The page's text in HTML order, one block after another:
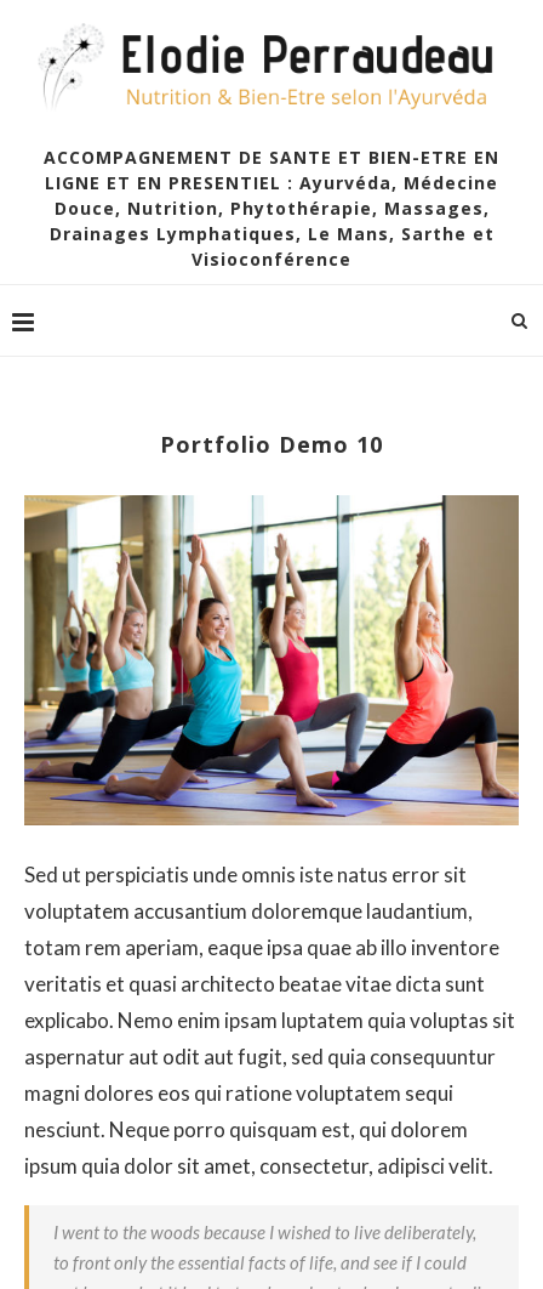
ACCOMPAGNEMENT DE SANTE ET BIEN-ETRE EN
LIGNE ET EN PRESENTIEL : Ayurvéda, Médecine
Douce, Nutrition, Phytothérapie, Massages,
Drainages Lymphatiques, Le Mans, Sarthe et
Visioconférence
Portfolio Demo 10
Sed ut perspiciatis unde omnis iste natus error sit
voluptatem accusantium doloremque laudantium,
totam rem aperiam, eaque ipsa quae ab illo inventore
veritatis et quasi architecto beatae vitae dicta sunt
explicabo. Nemo enim ipsam luptatem quia voluptas sit
aspernatur aut odit aut fugit, sed quia consequuntur
magni dolores eos qui ratione voluptatem sequi
nesciunt. Neque porro quisquam est, qui dolorem
ipsum quia dolor sit amet, consectetur, adipisci velit.
I went to the woods because I wished to live deliberately,
to front only the essential facts of life, and see if I could